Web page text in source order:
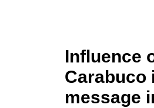
Influence
Carabuco
message